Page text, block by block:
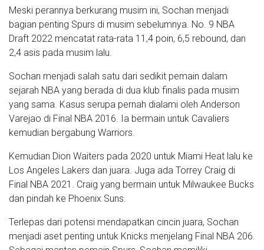
Meski perannya berkurang musim ini, Sochan menjadi
bagian penting Spurs di musim sebelumnya. No. 9 NBA
Draft 2022 mencatat rata-rata 11,4 poin, 6,5 rebound, dan
2,4 asis pada musim lalu.
Sochan menjadi salah satu dari sedikit pemain dalam
sejarah NBA yang berada di dua klub finalis pada musim
yang sama. Kasus serupa pernah dialami oleh Anderson
Varejao di Final NBA 2016. Ia bermain untuk Cavaliers
kemudian bergabung Warriors.
Kemudian Dion Waiters pada 2020 untuk Miami Heat lalu ke
Los Angeles Lakers dan juara. Juga ada Torrey Craig di
Final NBA 2021. Craig yang bermain untuk Milwaukee Bucks
dan pindah ke Phoenix Suns.
Terlepas dari potensi mendapatkan cincin juara, Sochan
menjadi aset penting untuk Knicks menjelang Final NBA 206.